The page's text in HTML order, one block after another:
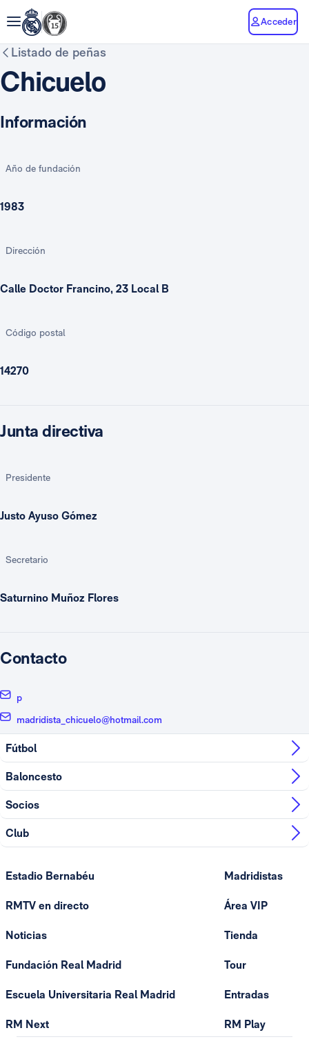
Acceder
Listado de peñas
Chicuelo
Información
Año de fundación
1983
Dirección
Calle Doctor Francino, 23 Local B
Código postal
14270
Junta directiva
Presidente
Justo Ayuso Gómez
Secretario
Saturnino Muñoz Flores
Contacto
p
madridista_chicuelo@hotmail.com
Fútbol
Baloncesto
Socios
Club
Estadio Bernabéu
RMTV en directo
Noticias
Fundación Real Madrid
Escuela Universitaria Real Madrid
RM Next
Madridistas
Área VIP
Tienda
Tour
Entradas
RM Play